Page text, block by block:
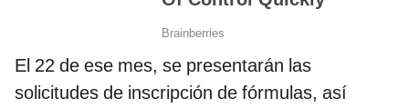
El 22 de ese mes, se presentarán las
solicitudes de inscripción de fórmulas, así